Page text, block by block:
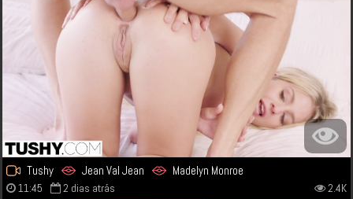
Tushy Jean Val Jean Madelyn Monroe
11:45 2 dias atrás 2.4K